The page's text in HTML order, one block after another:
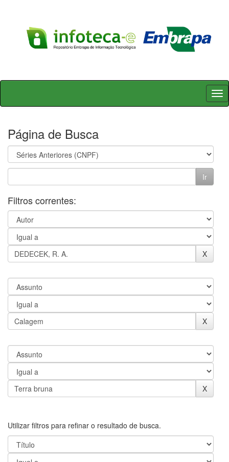
Skip
Página de Busca
Filtros correntes:
Utilizar filtros para refinar o resultado de busca.